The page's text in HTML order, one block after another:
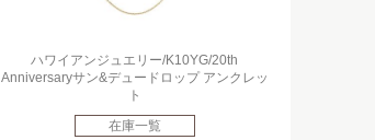
ハワイアンジュエリー/K10YG/20th
Anniversaryサン&デュードロップ アンクレッ
ト
在庫一覧